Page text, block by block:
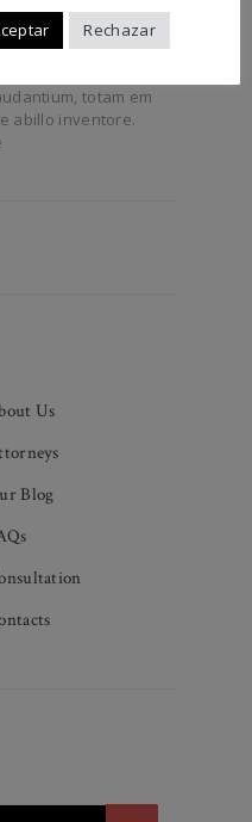
totam em
abillo inventore.
Us
Blog
Rechazar